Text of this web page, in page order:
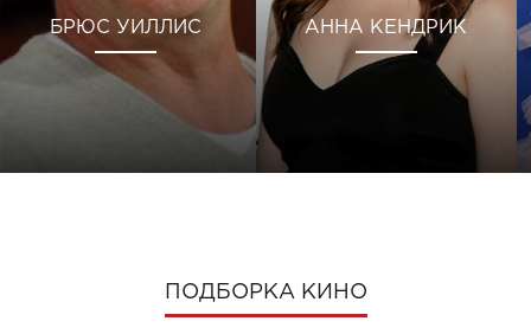
БРЮС УИЛЛИС АННА КЕНДРИК
ПОДБОРКА КИНО